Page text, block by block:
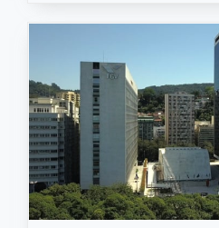
PRODUTO/SERVIÇO
INSTITUCIONAL